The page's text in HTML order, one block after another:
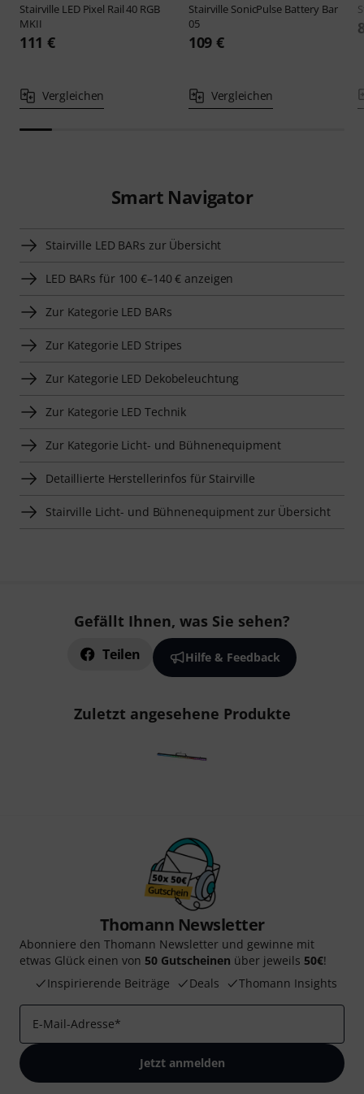
Stairville LED Pixel Rail 40 RGB
MKII
111 €
Vergleichen
Stairville SonicPulse Battery Bar
05
109 €
Vergleichen
Smart Navigator
Stairville LED BARs zur Übersicht
LED BARs für 100 €–140 € anzeigen
Zur Kategorie LED BARs
Zur Kategorie LED Stripes
Zur Kategorie LED Dekobeleuchtung
Zur Kategorie LED Technik
Zur Kategorie Licht- und Bühnenequipment
Detaillierte Herstellerinfos für Stairville
Stairville Licht- und Bühnenequipment zur Übersicht
Gefällt Ihnen, was Sie sehen?
Teilen Hilfe & Feedback
Zuletzt angesehene Produkte
Thomann Newsletter
Abonniere den Thomann Newsletter und gewinne mit
etwas Glück einen von 50 Gutscheinen über jeweils 50€!
Inspirierende Beiträge
Deals Thomann Insights
E-Mail-Adresse*
Jetzt anmelden